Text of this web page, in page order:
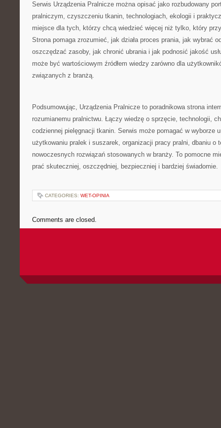
Serwis Urządzenia Pralnicze można opisać jako rozbudowany
pralniczym, czyszczeniu tkanin, technologiach, ekologii i
miejsce dla tych, którzy chcą wiedzieć więcej niż tylko, który
Strona pomaga zrozumieć, jak działa proces prania, jak wybrać
oszczędzać zasoby, jak chronić ubrania i jak podnosić jakość
może być wartościowym źródłem wiedzy zarówno dla
związanych z branżą.
Podsumowując, Urządzenia Pralnicze to poradnikowa strona
rozumianemu pralnictwu. Łączy wiedzę o sprzęcie, technologii,
codziennej pielęgnacji tkanin. Serwis może pomagać w wyborze
użytkowaniu pralek i suszarek, organizacji pracy pralni, dbaniu o
nowoczesnych rozwiązań stosowanych w branży. To pomocne
prać skuteczniej, oszczędniej, bezpieczniej i bardziej świadomie.
CATEGORIES: WET-OPINIA
Comments are closed.